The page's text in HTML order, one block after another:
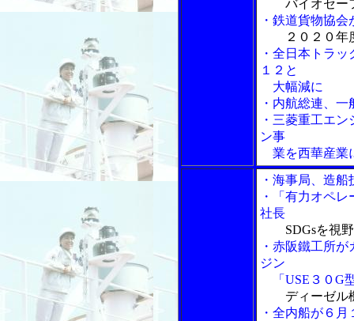
バイオセー
・鉄道貨物協
２０２０
・全日本トラ
１２と
大幅減に
・内航総連、
・三菱重工エ
ン事
業を西華産業
・海事局、造
・「有力オペ
社長
SDGsを視
・赤阪鐵工所
ジン
「USE３０G
ディーゼル
・全内船が６